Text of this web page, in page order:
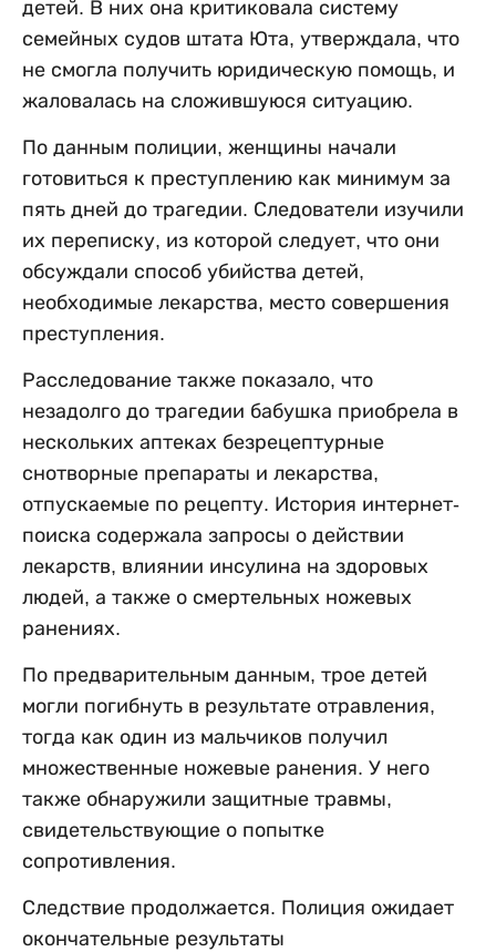
детей. В них она критиковала систему
семейных судов штата Юта, утверждала, что
не смогла получить юридическую помощь, и
жаловалась на сложившуюся ситуацию.
По данным полиции, женщины начали
готовиться к преступлению как минимум за
пять дней до трагедии. Следователи изучили
их переписку, из которой следует, что они
обсуждали способ убийства детей,
необходимые лекарства, место совершения
преступления.
Расследование также показало, что
незадолго до трагедии бабушка приобрела в
нескольких аптеках безрецептурные
снотворные препараты и лекарства,
отпускаемые по рецепту. История интернет-
поиска содержала запросы о действии
лекарств, влиянии инсулина на здоровых
людей, а также о смертельных ножевых
ранениях.
По предварительным данным, трое детей
могли погибнуть в результате отравления,
тогда как один из мальчиков получил
множественные ножевые ранения. У него
также обнаружили защитные травмы,
свидетельствующие о попытке
сопротивления.
Следствие продолжается. Полиция ожидает
окончательные результаты